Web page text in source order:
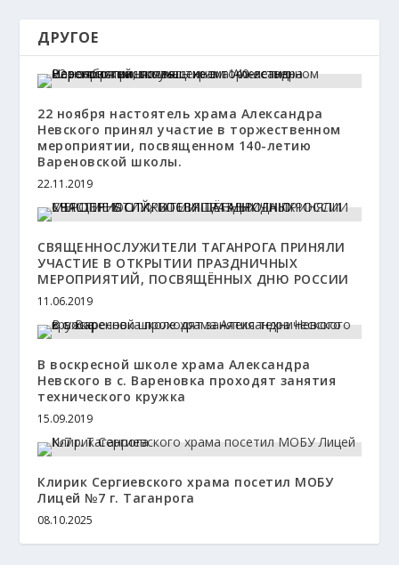
ДРУГОЕ
22 ноября настоятель храма Александра
Невского принял участие в торжественном
мероприятии, посвященном 140-летию
Вареновской школы.
22.11.2019
СВЯЩЕННОСЛУЖИТЕЛИ ТАГАНРОГА ПРИНЯЛИ
УЧАСТИЕ В ОТКРЫТИИ ПРАЗДНИЧНЫХ
МЕРОПРИЯТИЙ, ПОСВЯЩЁННЫХ ДНЮ РОССИИ
11.06.2019
В воскресной школе храма Александра
Невского в с. Вареновка проходят занятия
технического кружка
15.09.2019
Клирик Сергиевского храма посетил МОБУ
Лицей №7 г. Таганрога
08.10.2025